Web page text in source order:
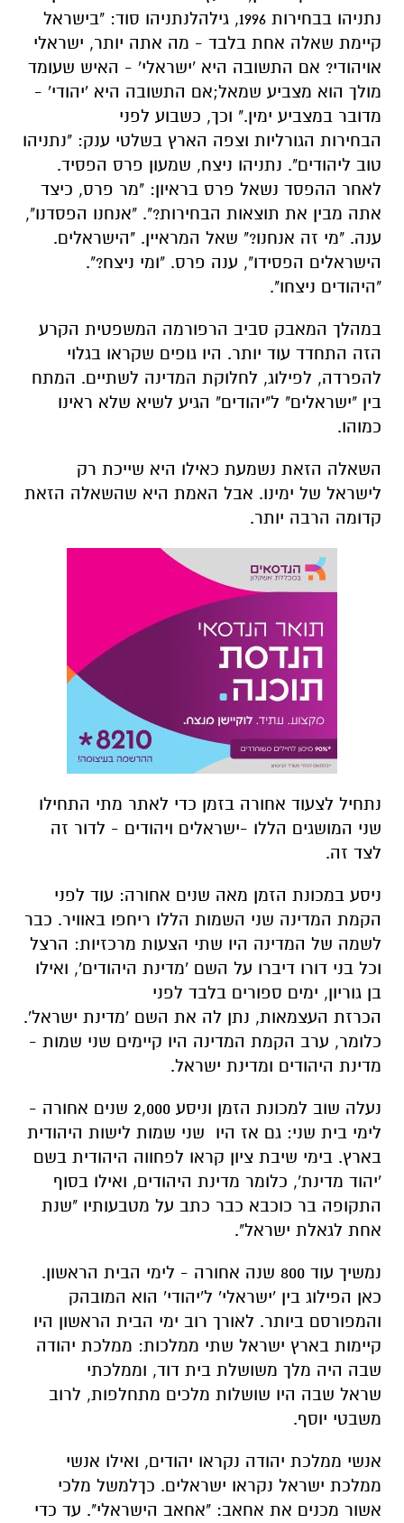
נתניהו בבחירות גילהלנתניהו סוד: "בישראל
קיימת שאלה אחת בלבד - מה אתה יותר, ישראלי
אויהודי? אם התשובה היא 'ישראלי' - האיש שעומד
מולך הוא מצביע שמאל;אם התשובה היא 'יהודי' -
מדובר במצביע ימין." וכך, כשבוע לפני
הבחירות הגורליות וצפה הארץ בשלטי ענק: "נתניהו
טוב ליהודים". נתניהו ניצח, שמעון פרס הפסיד.
לאחר ההפסד נשאל פרס בראיון: "מר פרס, כיצד
אתה מבין את תוצאות הבחירות?". "אנחנו הפסדנו",
ענה. "מי זה אנחנו?" שאל המראיין. "הישראלים.
הישראלים הפסידו", ענה פרס. "ומי ניצח?".
"היהודים ניצחו".
במהלך המאבק סביב הרפורמה המשפטית הקרע
הזה התחדד עוד יותר. היו גופים שקראו בגלוי
להפרדה, לפילוג, לחלוקת המדינה לשתיים. המתח
בין "ישראלים" ל"יהודים" הגיע לשיא שלא ראינו
כמוהו.
השאלה הזאת נשמעת כאילו היא שייכת רק
לישראל של ימינו. אבל האמת היא שהשאלה הזאת
קדומה הרבה יותר.
נתחיל לצעוד אחורה בזמן כדי לאתר מתי התחילו
שני המושגים הללו -ישראלים ויהודים - לדור זה
לצד זה.
ניסע במכונת הזמן מאה שנים אחורה: עוד לפני
הקמת המדינה שני השמות הללו ריחפו באוויר. כבר
לשמה של המדינה היו שתי הצעות מרכזיות: הרצל
וכל בני דורו דיברו על השם 'מדינת היהודים', ואילו
בן גוריון, ימים ספורים בלבד לפני
הכרזת העצמאות, נתן לה את השם 'מדינת ישראל'.
כלומר, ערב הקמת המדינה היו קיימים שני שמות -
מדינת היהודים ומדינת ישראל.
נעלה שוב למכונת הזמן וניסע שנים אחורה -
לימי בית שני: גם אז היו שני שמות לישות היהודית
בארץ. בימי שיבת ציון קראו לפחווה היהודית בשם
'יהוד מדינת', כלומר מדינת היהודים, ואילו בסוף
התקופה בר כוכבא כבר כתב על מטבעותיו "שנת
אחת לגאלת ישראל".
נמשיך עוד שנה אחורה - לימי הבית הראשון.
כאן הפילוג בין 'ישראלי' ל'יהודי' הוא המובהק
והמפורסם ביותר. לאורך רוב ימי הבית הראשון היו
קיימות בארץ ישראל שתי ממלכות: ממלכת יהודה
שבה היה מלך משושלת בית דוד, וממלכתי
שראל שבה היו שושלות מלכים מתחלפות, לרוב
משבטי יוסף.
אנשי ממלכת יהודה נקראו יהודים, ואילו אנשי
ממלכת ישראל נקראו ישראלים. כךלמשל מלכי
אשור מכנים את אחאב: "אחאב הישראלי". עד כדי